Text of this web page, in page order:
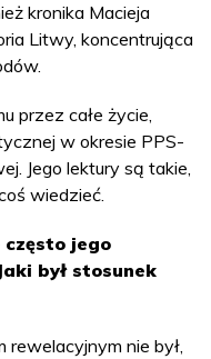
kronika Macieja
Litwy, koncentrująca
przez całe życie,
w okresie PPS-
Jego lektury są takie,
wiedzieć.
często jego
był stosunek
rewelacyjnym nie był,